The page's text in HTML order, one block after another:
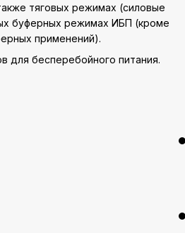
тяговых режимах (силовые
буферных режимах ИБП (кроме
применений).
для бесперебойного питания.